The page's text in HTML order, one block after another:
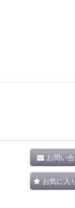
お問い
お気に入